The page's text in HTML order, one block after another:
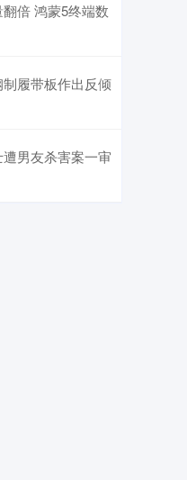
倍 鸿蒙5终端数
履带板作出反倾
男友杀害案一审